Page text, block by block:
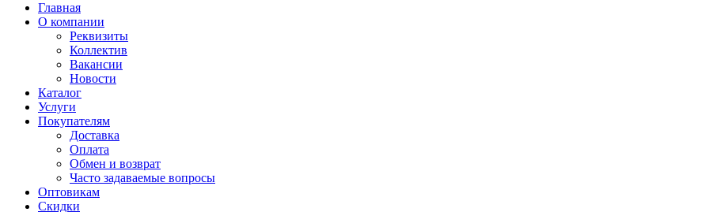
Главная
О компании
Реквизиты
Коллектив
Вакансии
Новости
Каталог
Услуги
Покупателям
Доставка
Оплата
Обмен и возврат
Часто задаваемые вопросы
Оптовикам
Скидки